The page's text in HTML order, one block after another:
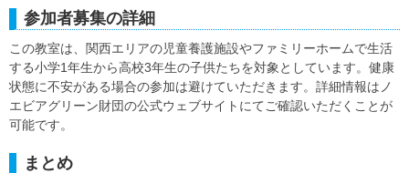
参加者募集の詳細
この教室は、関西エリアの児童養護施設やファミリーホームで生活
する小学1年生から高校3年生の子供たちを対象としています。健康
状態に不安がある場合の参加は避けていただきます。詳細情報はノ
エビアグリーン財団の公式ウェブサイトにてご確認いただくことが
可能です。
まとめ